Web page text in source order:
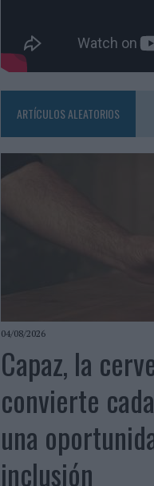
ARTÍCULOS ALEATORIOS
04/08/2026
Capaz, la
convierte
una
inclusión